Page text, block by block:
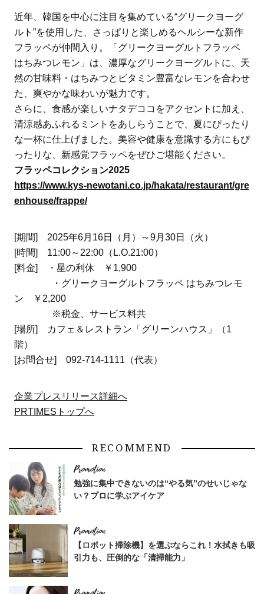
近年、韓国を中心に注目を集めている“グリークヨーグ
ルト”を使用した、さっぱりと楽しめるヘルシーな新作
フラッペが仲間入り。「グリークヨーグルトフラッペ
はちみつレモン」は、濃厚なグリークヨーグルトに、天
然の甘味料・はちみつとビタミン豊富なレモンを合わせ
た、爽やかな味わいが魅力です。
さらに、食感が楽しいナタデココをアクセントに加え、
清涼感あふれるミントをあしらうことで、夏にぴったり
な一杯に仕上げました。美容や健康を意識する方にもぴ
ったりな、新感覚フラッペをぜひご堪能ください。
フラッペコレクション2025
https://www.kys-newotani.co.jp/hakata/restaurant/gre
enhouse/frappe/
[期間] 2025年6月16日（月）～9月30日（火）
[時間] 11:00～22:00（L.O.21:00）
[料金] ・星の利休 ￥1,900
・グリークヨーグルトフラッペ はちみつレモ
ン ￥2,200
※税金、サービス料共
[場所] カフェ＆レストラン「グリーンハウス」（1
階）
[お問合せ] 092-714-1111（代表）
企業プレスリリース詳細へ
PRTIMESトップへ
RECOMMEND
勉強に集中できないのは“やる気”のせいじゃな
い？プロに学ぶアイケア
【ロボット掃除機】を選ぶならこれ！水拭きも吸
引力も、圧倒的な「清掃能力」